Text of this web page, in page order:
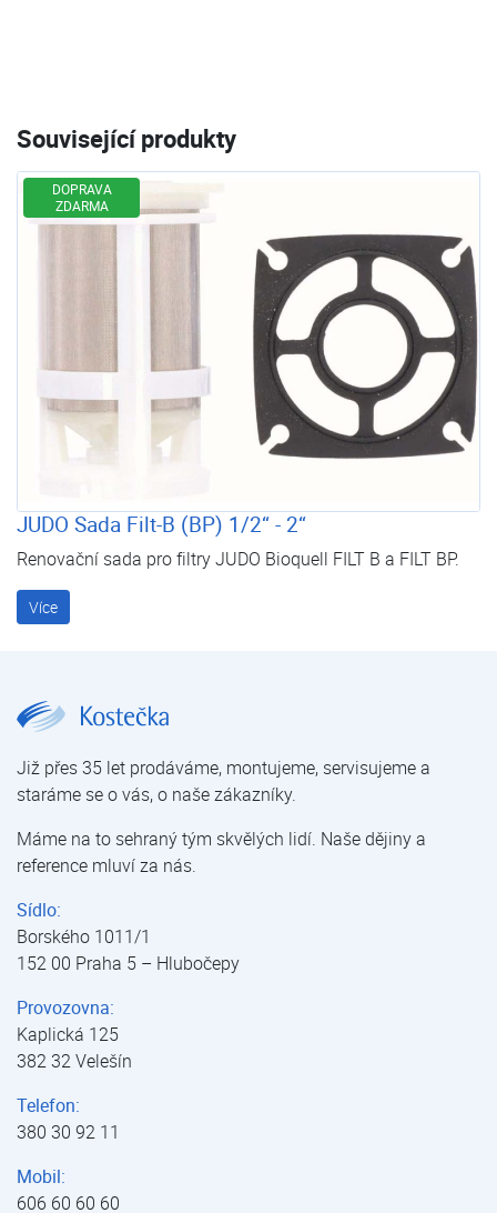
Související produkty
DOPRAVA
ZDARMA
JUDO Sada Filt-B (BP) 1/2“ - 2“
Renovační sada pro filtry JUDO Bioquell FILT B a FILT BP.
Více
Již přes 35 let prodáváme, montujeme, servisujeme a
staráme se o vás, o naše zákazníky.
Máme na to sehraný tým skvělých lidí. Naše dějiny a
reference mluví za nás.
Sídlo:
Borského 1011/1
152 00 Praha 5 – Hlubočepy
Provozovna:
Kaplická 125
382 32 Velešín
Telefon:
380 30 92 11
Mobil:
606 60 60 60